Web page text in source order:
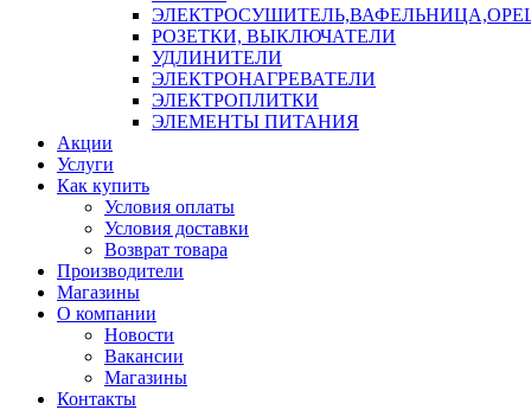
РОЗЕТКИ, ВЫКЛЮЧАТЕЛИ
УДЛИНИТЕЛИ
ЭЛЕКТРОНАГРЕВАТЕЛИ
ЭЛЕКТРОПЛИТКИ
ЭЛЕМЕНТЫ ПИТАНИЯ
Акции
Услуги
Как купить
Условия оплаты
Условия доставки
Возврат товара
Производители
Магазины
О компании
Новости
Вакансии
Магазины
Контакты